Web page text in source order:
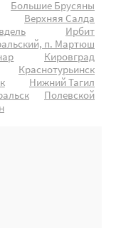
Большие Брусяны
Верхняя Салда
Ирбит
п. Мартюш
Кировград
Краснотурьинск
Нижний Тагил
Полевской